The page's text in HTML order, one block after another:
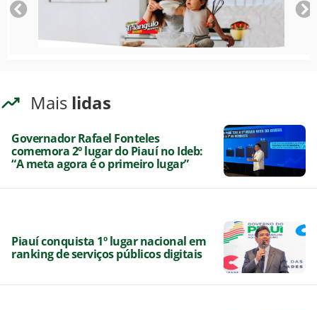
Mais lidas
Governador Rafael Fonteles
comemora 2º lugar do Piauí no Ideb:
“A meta agora é o primeiro lugar”
Piauí conquista 1º lugar nacional em
ranking de serviços públicos digitais